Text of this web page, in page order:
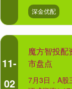
深金优配
11-
02
魔方智投配
市盘点
7月3日，A股